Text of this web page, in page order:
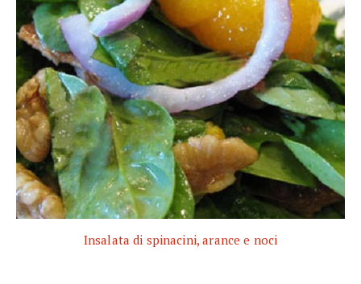
Insalata di spinacini, arance e noci